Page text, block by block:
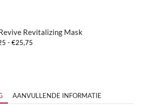
Revitalizing Mask
- €25,75
AANVULLENDE INFORMATIE